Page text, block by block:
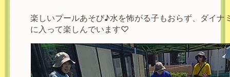
楽しいプールあそび♪水を怖がる子もおらず、ダイナ
に入って楽しんでいます♡